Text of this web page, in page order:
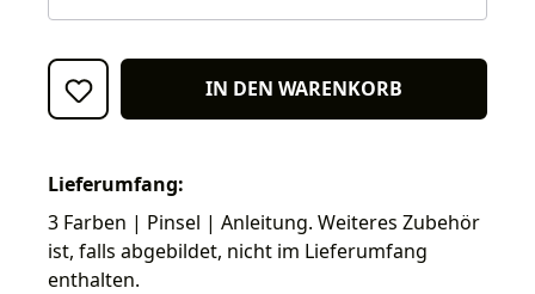
IN DEN WARENKORB
Lieferumfang:
3 Farben | Pinsel | Anleitung. Weiteres Zubehör
ist, falls abgebildet, nicht im Lieferumfang
enthalten.